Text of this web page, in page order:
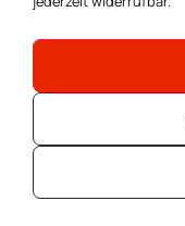
Tel.:0800 189
Mo. - Do. 09:00-
14.00 Uhr bis 17.00
Fr. 09.00 Uhr bis
info@hahn-